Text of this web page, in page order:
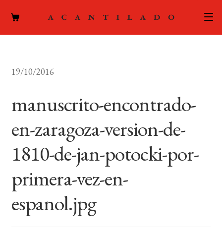
LA EDITORIAL
19/10/2016
manuscrito-encontrado-
en-zaragoza-version-de-
1810-de-jan-potocki-por-
primera-vez-en-
espanol.jpg